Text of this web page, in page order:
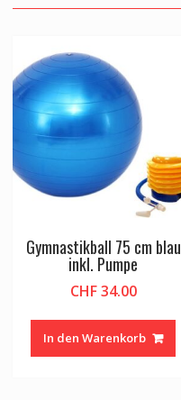
Gymnastikball 75 cm blau
inkl. Pumpe
CHF34.00
In den Warenkorb